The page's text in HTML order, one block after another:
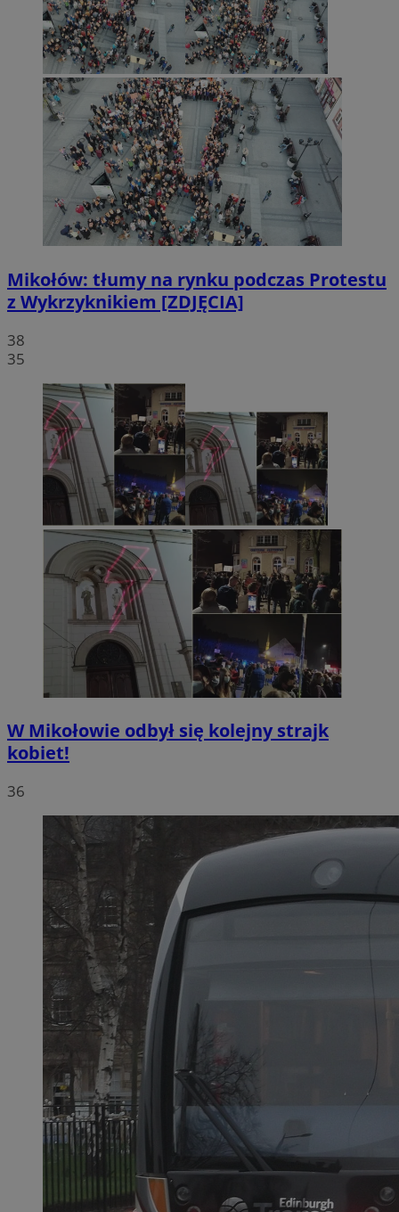
Mikołów: tłumy na rynku podczas Protestu
z Wykrzyknikiem [ZDJĘCIA]
38
35
W Mikołowie odbył się kolejny strajk
kobiet!
36